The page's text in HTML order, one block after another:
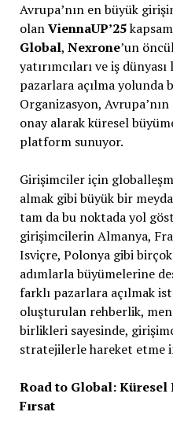
Avrupa’nın en büyük
olanViennaUP’25
Global, Nexrone’un
yatırımcıları ve iş
pazarlara açılma yolunda
Organizasyon,
onay alarak küresel
platform sunuyor.
Girişimciler için
almak gibi büyük bir
tam da bu noktada yol
girişimcilerin Almanya,
Isviçre, Polonya gibi
adımlarla büyümelerine
farklı pazarlara açılmak
oluşturulan rehberlik,
birlikleri sayesinde,
stratejilerle hareket etme
Road to Global: Küresel
Fırsat